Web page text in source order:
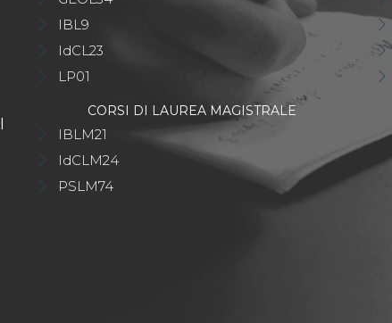
IBL9
IdCL23
LP01
CORSI DI LAUREA MAGISTRALE
IBLM21
IdCLM24
PSLM74